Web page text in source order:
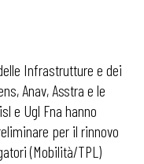
Infrastrutture e dei
Anav, Asstra e le
e Ugl Fna hanno
per il rinnovo
(Mobilità/TPL)